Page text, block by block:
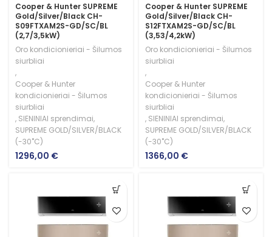
Cooper & Hunter SUPREME
Gold/Silver/Black CH-
S09FTXAM2S-GD/SC/BL
(2,7/3,5kW)
Oro kondicionieriai - Šilumos
siurbliai
,
Cooper & Hunter
kondicionieriai - Šilumos
siurbliai
, SIENINIAI sprendimai,
SUPREME GOLD/SILVER/BLACK
(-30˚C)
1296,00 €
Cooper & Hunter SUPREME
Gold/Silver/Black CH-
S12FTXAM2S-GD/SC/BL
(3,53/4,2kW)
Oro kondicionieriai - Šilumos
siurbliai
,
Cooper & Hunter
kondicionieriai - Šilumos
siurbliai
, SIENINIAI sprendimai,
SUPREME GOLD/SILVER/BLACK
(-30˚C)
1366,00 €